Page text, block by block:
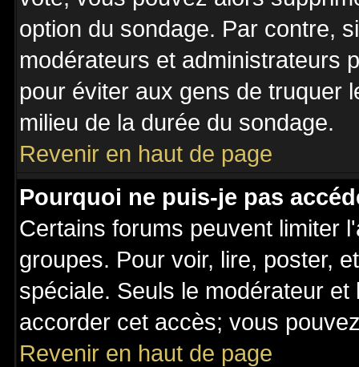
option du sondage. Par contre,
modérateurs et administrateurs
pour éviter aux gens de truquer
milieu de la durée du sondage.
Revenir en haut de page
Pourquoi ne puis-je pas
Certains forums peuvent limiter
groupes. Pour voir, lire, poster,
spéciale. Seuls le modérateur
accorder cet accès; vous
Revenir en haut de page